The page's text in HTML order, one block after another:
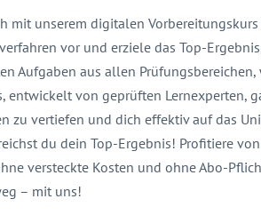
mit unserem digitalen
vor und erziele das Top-
Aufgaben aus allen
entwickelt von geprüften Lernexperten,
zu vertiefen und dich effektiv auf das
du dein Top-Ergebnis! Profitiere
versteckte Kosten und ohne Abo-
– mit uns!